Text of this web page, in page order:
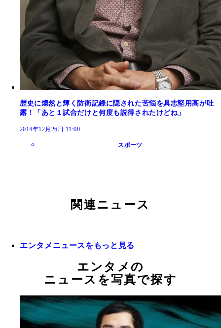
歴史に燦然と輝く防衛記録に隠された苦悩を具志堅用高が吐
露！「あと１試合だけと何度も説得されたけどね」
2014年12月26日 11:00
スポーツ
関連ニュース
エンタメニュースをもっと見る
エンタメの
ニュースを写真で探す